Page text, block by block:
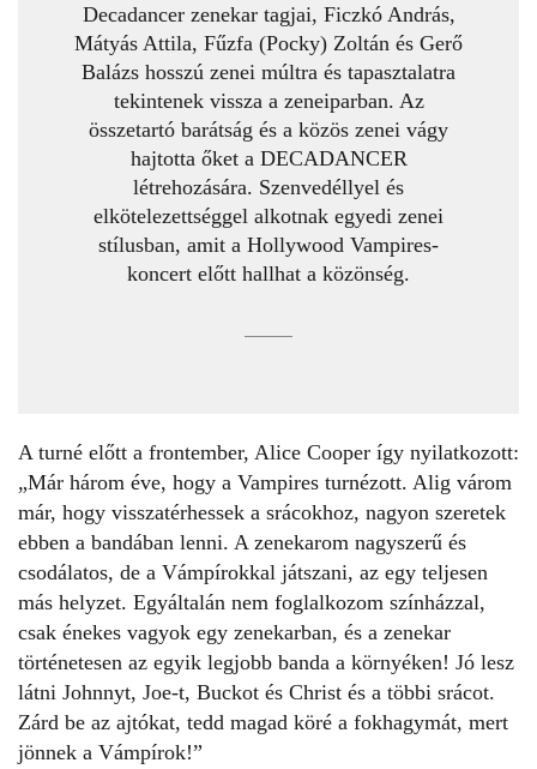
Decadancer zenekar tagjai, Ficzkó András,
Mátyás Attila, Fűzfa (Pocky) Zoltán és Gerő
Balázs hosszú zenei múltra és tapasztalatra
tekintenek vissza a zeneiparban. Az
összetartó barátság és a közös zenei vágy
hajtotta őket a DECADANCER
létrehozására. Szenvedéllyel és
elkötelezettséggel alkotnak egyedi zenei
stílusban, amit a Hollywood Vampires-
koncert előtt hallhat a közönség.
A turné előtt a frontember, Alice Cooper így nyilatkozott:
„Már három éve, hogy a Vampires turnézott. Alig várom
már, hogy visszatérhessek a srácokhoz, nagyon szeretek
ebben a bandában lenni. A zenekarom nagyszerű és
csodálatos, de a Vámpírokkal játszani, az egy teljesen
más helyzet. Egyáltalán nem foglalkozom színházzal,
csak énekes vagyok egy zenekarban, és a zenekar
történetesen az egyik legjobb banda a környéken! Jó lesz
látni Johnnyt, Joe-t, Buckot és Christ és a többi srácot.
Zárd be az ajtókat, tedd magad köré a fokhagymát, mert
jönnek a Vámpírok!”